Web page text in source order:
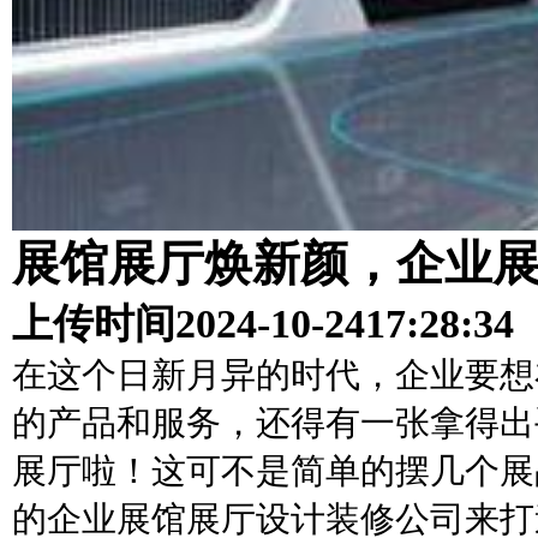
展馆展厅焕新颜，企业
上传时间2024-10-2417:28:34
在这个日新月异的时代，企业要
的产品和服务，还得有一张拿得
展厅啦！这可不是简单的摆几个
的企业展馆展厅设计装修公司来